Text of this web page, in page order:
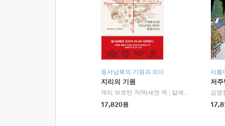
동서남북의 기원과 의미
지리의 기원
제리 브로턴 저/박세연 역
알에이치코리아(RHK)
17,820원
아름
저
김명